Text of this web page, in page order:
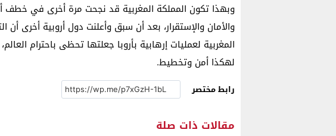
وبهذا تكون المملكة المغربية قد نجحت مرة أخرى في خطف
والأمان والإستقرار، بعد أن سبق وأعلنت دول أروبية أخرى أن
المغربية لعمليات إرهابية بأروبا جعلتها تحظى باحترام
لهكذا أمن وتخطيط.
رابط مختصر
مقالات ذات صلة